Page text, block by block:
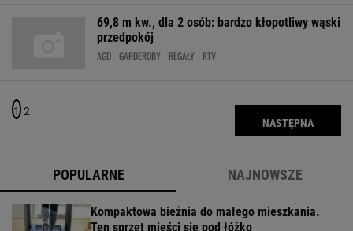
69,8 m kw., dla 2 osób: bardzo kłopotliwy wąski
przedpokój
AGD GARDEROBY REGAŁY RTV
1 2
NASTĘPNA
POPULARNE NAJNOWSZE
Kompaktowa bieżnia do małego mieszkania.
Ten sprzęt mieści się pod łóżko